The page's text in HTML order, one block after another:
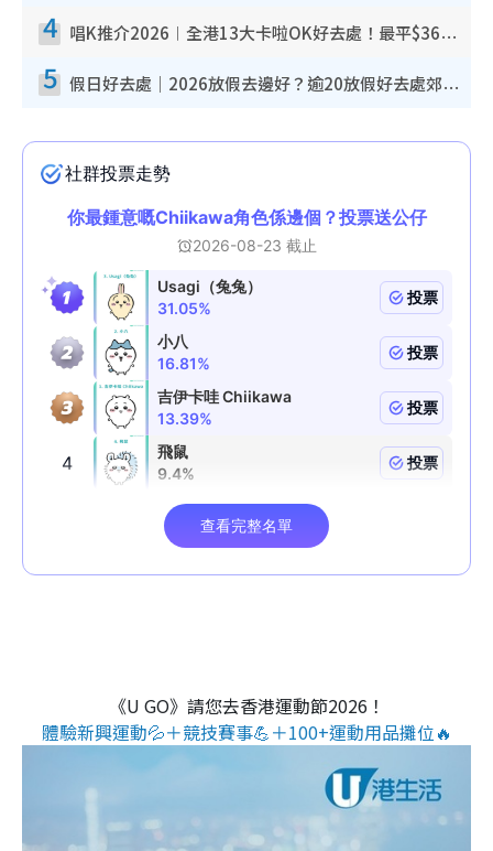
4 唱K推介2026︱全港13大卡啦OK好去處！最平$36起 日文K都有！(附地址+收費詳情)
5 假日好去處｜2026放假去邊好？逾20放假好去處郊外/秘景 休閒半日或一日遊
《U GO》請您去香港運動節2026！
體驗新興運動💦＋競技賽事💪＋100+運動用品攤位🔥